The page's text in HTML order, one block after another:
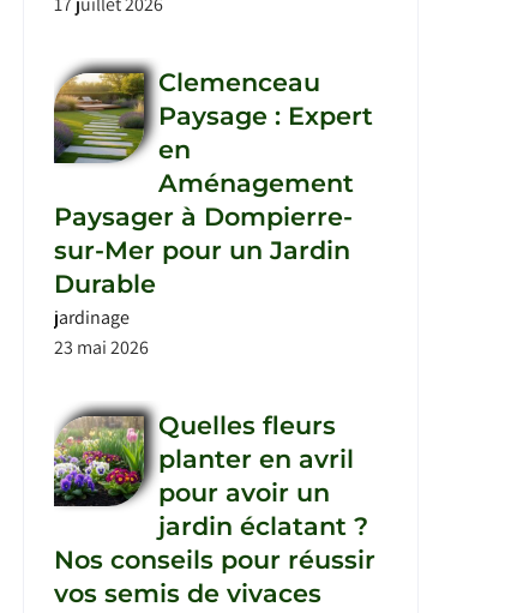
Clemenceau
Paysage : Expert
en
Aménagement
Paysager à Dompierre-
sur-Mer pour un Jardin
Durable
jardinage
23 mai 2026
Quelles fleurs
planter en avril
pour avoir un
jardin éclatant ?
Nos conseils pour réussir
vos semis de vivaces